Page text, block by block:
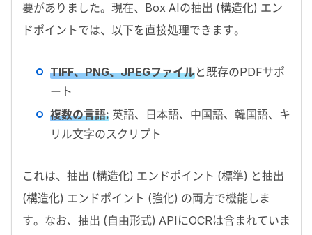
要がありました。現在、 Box AIの抽出 (構造化) エン
ドポイントでは、以下を直接処理できます。
TIFF、PNG、JPEGファイルと既存のPDFサポ
ート
複数の言語: 英語、日本語、中国語、韓国語、キ
リル文字のスクリプト
これは、抽出 (構造化) エンドポイント (標準) と抽出
(構造化) エンドポイント (強化) の両方で機能しま
す。なお、抽出 (自由形式) API にOCRは含まれていま